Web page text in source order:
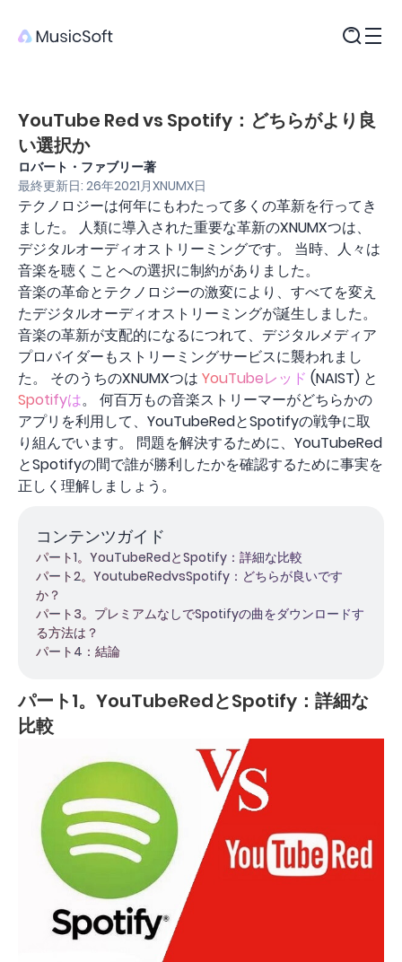
YouTube Red vs Spotify：どちらがより良
い選択か
ロバート・ファブリー著
最終更新日: 26年2021月XNUMX日
テクノロジーは何年にもわたって多くの革新を行ってき
ました。 人類に導入された重要な革新のXNUMXつは、
デジタルオーディオストリーミングです。 当時、人々は
音楽を聴くことへの選択に制約がありました。
音楽の革命とテクノロジーの激変により、すべてを変え
たデジタルオーディオストリーミングが誕生しました。
音楽の革新が支配的になるにつれて、デジタルメディア
プロバイダーもストリーミングサービスに襲われまし
た。 そのうちのXNUMXつは YouTubeレッド (NAIST) と
Spotifyは。 何百万もの音楽ストリーマーがどちらかの
アプリを利用して、YouTubeRedとSpotifyの戦争に取
り組んでいます。 問題を解決するために、YouTubeRed
とSpotifyの間で誰が勝利したかを確認するために事実を
正しく理解しましょう。
コンテンツガイド
パート1。YouTubeRedとSpotify：詳細な比較
パート2。YoutubeRedvsSpotify：どちらが良いです
か？
パート3。プレミアムなしでSpotifyの曲をダウンロードす
る方法は？
パート4：結論
パート1。YouTubeRedとSpotify：詳細な
比較